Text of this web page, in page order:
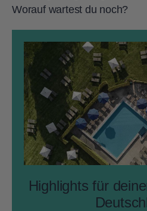
Worauf wartest du noch?
Highlights für